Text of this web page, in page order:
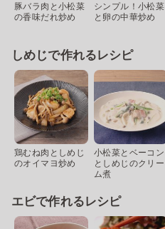
豚バラ肉と小松菜
の香味だれ炒め
シンプル！小松菜
と卵の中華炒め
しめじで作れるレシピ
鶏むね肉としめじ
のオイマヨ炒め
小松菜とベーコン
としめじのクリー
ム煮
エビで作れるレシピ